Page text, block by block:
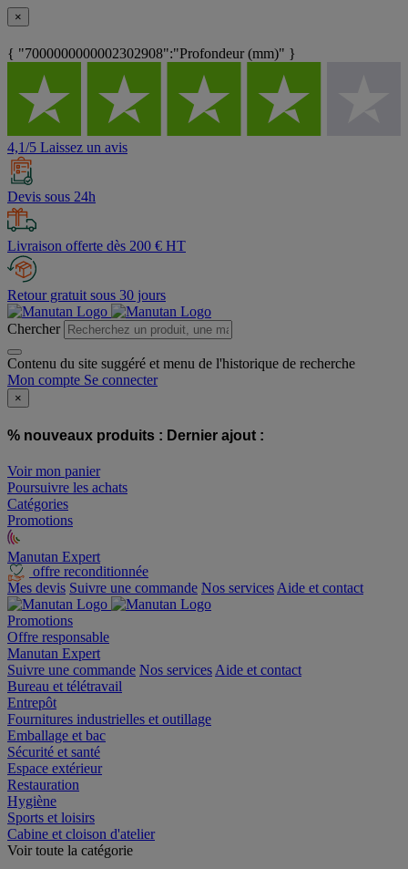
×
{ "7000000000002302908":"Profondeur (mm)" }
4,1/5 Laissez un avis
Devis sous 24h
Livraison offerte dès 200 € HT
Retour gratuit sous 30 jours
Chercher
Contenu du site suggéré et menu de l'historique de recherche
Mon compte Se connecter
×
% nouveaux produits : Dernier ajout :
Voir mon panier
Poursuivre les achats
Catégories
Promotions
Manutan Expert
offre reconditionnée
Mes devis Suivre une commande Nos services Aide et contact
Promotions
Offre responsable
Manutan Expert
Suivre une commande Nos services Aide et contact
Bureau et télétravail
Entrepôt
Fournitures industrielles et outillage
Emballage et bac
Sécurité et santé
Espace extérieur
Restauration
Hygiène
Sports et loisirs
Cabine et cloison d'atelier
Voir toute la catégorie